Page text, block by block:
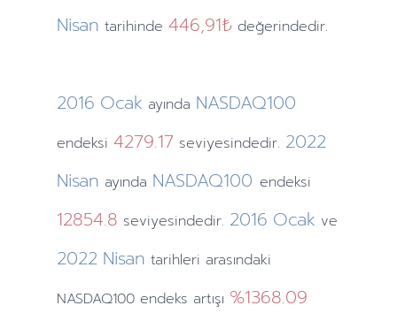
Nisan tarihinde 446,91₺ değerindedir.
2016 Ocak ayında NASDAQ100
endeksi 4279.17 seviyesindedir. 2022
Nisan ayında NASDAQ100 endeksi
12854.8 seviyesindedir. 2016 Ocak ve
2022 Nisan tarihleri arasındaki
NASDAQ100 endeks artışı %1368.09